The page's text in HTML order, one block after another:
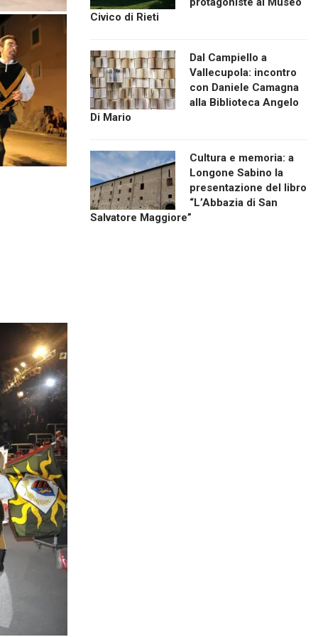
Civico di Rieti
Dal Campiello a
Vallecupola: incontro
con Daniele Camagna
alla Biblioteca Angelo
Di Mario
Cultura e memoria: a
Longone Sabino la
presentazione del libro
“L’Abbazia di San
Salvatore Maggiore”